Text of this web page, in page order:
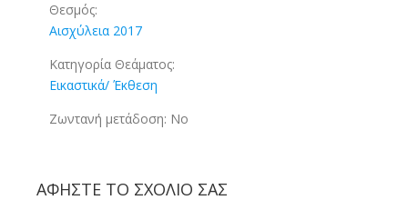
Θεσμός:
Αισχύλεια 2017
Κατηγορία Θεάματος:
Εικαστικά/ Έκθεση
Ζωντανή μετάδοση: No
ΑΦΉΣΤΕ ΤΟ ΣΧΌΛΙΟ ΣΑΣ